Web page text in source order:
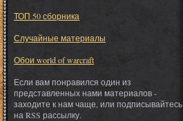
ТОП 50 сборника
Случайные материалы
Обои world of warcraft
Если вам понравился один из
представленных нами материалов -
заходите к нам чаще, или подписывайтесь
на RSS рассылку.